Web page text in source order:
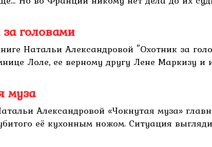
головами
Натальи Александровой "Охотник за
Лоле, ее верному другу Лене Маркизу и
муза
Александровой «Чокнутая муза»
её кухонным ножом. Ситуация